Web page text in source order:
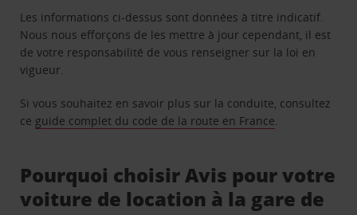
Les informations ci-dessus sont données à titre indicatif.
Nous nous efforçons de les mettre à jour cependant, il est
de votre responsabilité de vous renseigner sur la loi en
vigueur.
Si vous souhaitez en savoir plus sur la conduite, consultez
ce guide complet du code de la route en France.
Pourquoi choisir Avis pour votre
voiture de location à la gare de